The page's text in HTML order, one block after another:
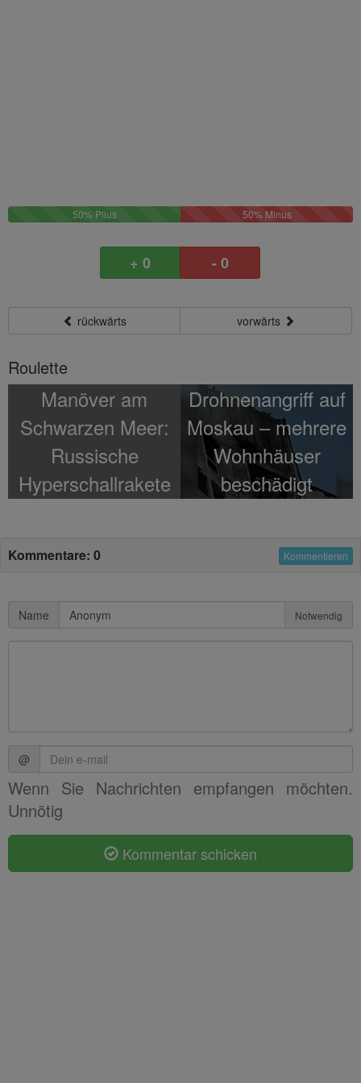
50% Plius50%
50% Minus50%
+ 0 - 0
rückwärts vorwärts
Roulette
Manöver am
Schwarzen Meer:
Russische
Hyperschallrakete
Drohnenangriff auf
Moskau – mehrere
Wohnhäuser
beschädigt
Kommentare: 0 Kommentieren
Name Notwendig
@
Wenn Sie Nachrichten empfangen möchten.
Unnötig
Kommentar schicken